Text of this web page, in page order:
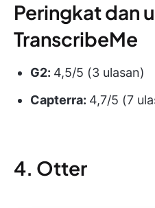
Peringkat dan
TranscribeMe
G2: 4,5/5 (3 ulasan)
Capterra: 4,7/5 (7
4. Otter